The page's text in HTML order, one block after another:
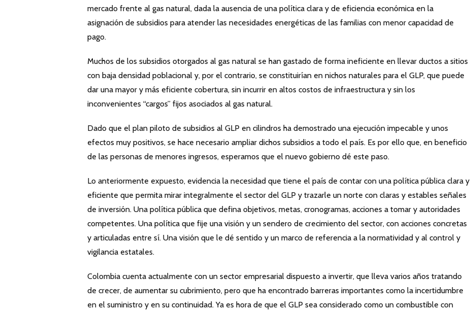
mercado frente al gas natural, dada la ausencia de una política clara y de eficiencia económica en la
asignación de subsidios para atender las necesidades energéticas de las familias con menor capacidad de
pago.
Muchos de los subsidios otorgados al gas natural se han gastado de forma ineficiente en llevar ductos a sitios
con baja densidad poblacional y, por el contrario, se constituirían en nichos naturales para el GLP, que puede
dar una mayor y más eficiente cobertura, sin incurrir en altos costos de infraestructura y sin los
inconvenientes “cargos” fijos asociados al gas natural.
Dado que el plan piloto de subsidios al GLP en cilindros ha demostrado una ejecución impecable y unos
efectos muy positivos, se hace necesario ampliar dichos subsidios a todo el país. Es por ello que, en beneficio
de las personas de menores ingresos, esperamos que el nuevo gobierno dé este paso.
Lo anteriormente expuesto, evidencia la necesidad que tiene el país de contar con una política pública clara y
eficiente que permita mirar integralmente el sector del GLP y trazarle un norte con claras y estables señales
de inversión. Una política pública que defina objetivos, metas, cronogramas, acciones a tomar y autoridades
competentes. Una política que fije una visión y un sendero de crecimiento del sector, con acciones concretas
y articuladas entre sí. Una visión que le dé sentido y un marco de referencia a la normatividad y al control y
vigilancia estatales.
Colombia cuenta actualmente con un sector empresarial dispuesto a invertir, que lleva varios años tratando
de crecer, de aumentar su cubrimiento, pero que ha encontrado barreras importantes como la incertidumbre
en el suministro y en su continuidad. Ya es hora de que el GLP sea considerado como un combustible con